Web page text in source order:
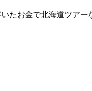
お金で北海道ツアー